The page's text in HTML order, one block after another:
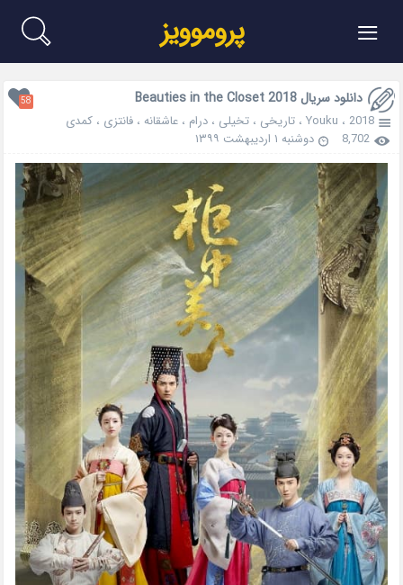
≡ پروموویز
دانلود سریال Beauties in the Closet 2018 58
2018 ، Youku ،تاریخی ،تخیلی ،درام ،عاشقانه ،فانتزی ،کمدی
8,702
دوشنبه ۱ اردیبهشت ۱۳۹۹